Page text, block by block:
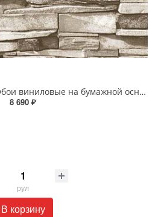
85048-1 Stone&Natural Обои виниловые на бумажной основе 1.06*15.5
8 690 ₽
рул
В корзину